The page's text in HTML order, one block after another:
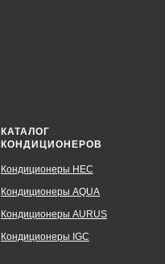
КАТАЛОГ
КОНДИЦИОНЕРОВ
Кондиционеры HEC
Кондиционеры AQUA
Кондиционеры AURUS
Кондиционеры IGC